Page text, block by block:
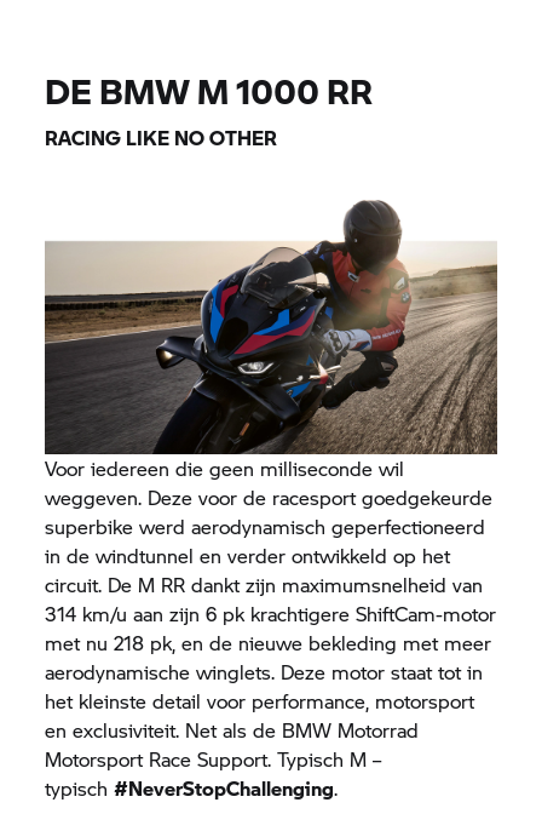
DE BMWM 1000 RR
RACING LIKE NO OTHER
Voor iedereen die geen milliseconde wil
weggeven. Deze voor de racesport goedgekeurde
superbike werd aerodynamisch geperfectioneerd
in de windtunnel en verder ontwikkeld op het
circuit. De M RR dankt zijn maximumsnelheid van
314 km/u aan zijn 6 pk krachtigere ShiftCam-motor
met nu 218 pk, en de nieuwe bekleding met meer
aerodynamische winglets. Deze motor staat tot in
het kleinste detail voor performance, motorsport
en exclusiviteit. Net als de BMW Motorrad
Motorsport Race Support. Typisch M –
typisch#NeverStopChallenging.